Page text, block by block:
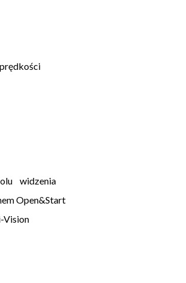
widzenia
Open&Start
Vision